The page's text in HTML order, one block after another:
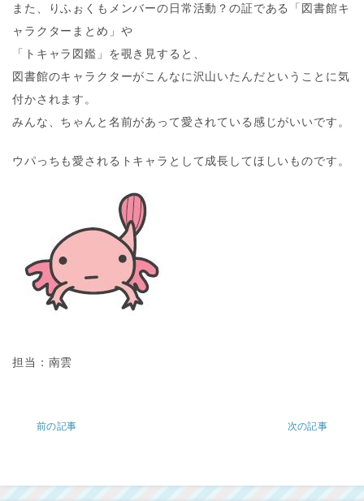
また、りふぉくもメンバーの日常活動？の証である「図書館キ
ャラクターまとめ」や
「トキャラ図鑑」を覗き見すると、
図書館のキャラクターがこんなに沢山いたんだということに気
付かされます。
みんな、ちゃんと名前があって愛されている感じがいいです。
ウパっちも愛されるトキャラとして成長してほしいものです。
担当：南雲
前の記事 次の記事